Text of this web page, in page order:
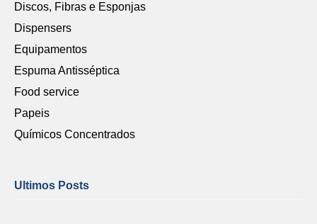
Discos, Fibras e Esponjas
Dispensers
Equipamentos
Espuma Antisséptica
Food service
Papeis
Químicos Concentrados
Ultimos Posts